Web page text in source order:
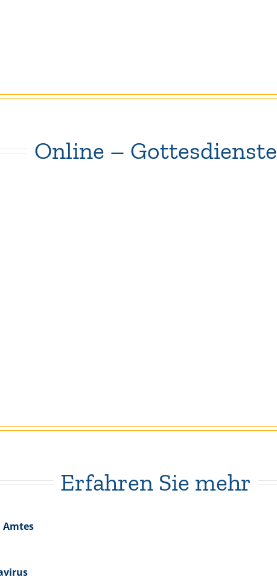
Online – Gottesdienste
Erfahren Sie mehr
Amtes